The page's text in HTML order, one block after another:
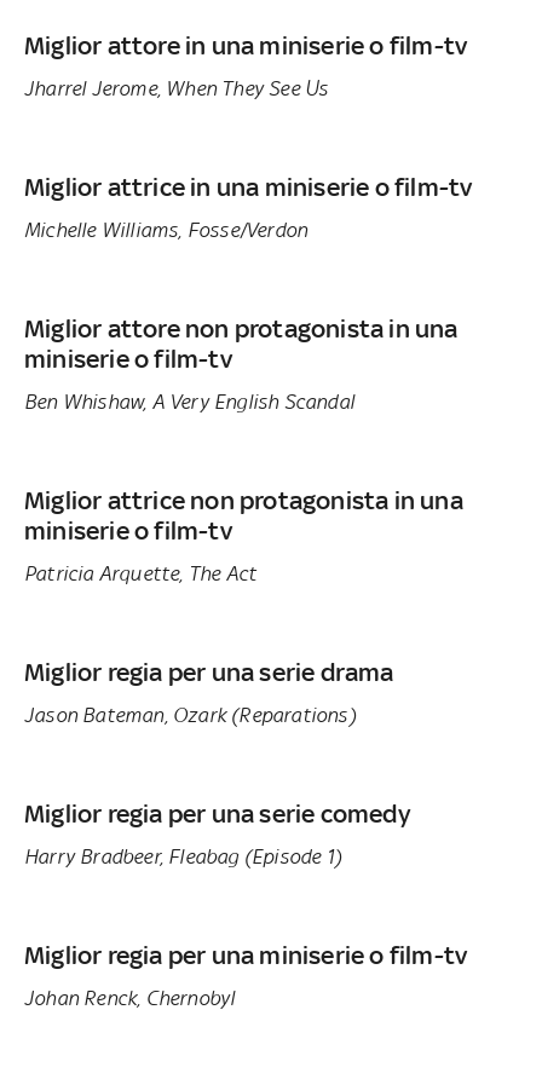
Miglior attore in una miniserie o film-tv
Jharrel Jerome, When They See Us
Miglior attrice in una miniserie o film-tv
Michelle Williams, Fosse/Verdon
Miglior attore non protagonista in una
miniserie o film-tv
Ben Whishaw, A Very English Scandal
Miglior attrice non protagonista in una
miniserie o film-tv
Patricia Arquette, The Act
Miglior regia per una serie drama
Jason Bateman, Ozark (Reparations)
Miglior regia per una serie comedy
Harry Bradbeer, Fleabag (Episode 1)
Miglior regia per una miniserie o film-tv
Johan Renck, Chernobyl